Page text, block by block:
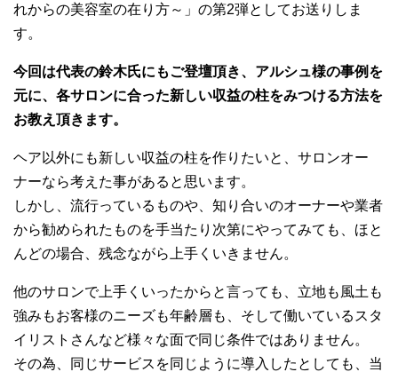
れからの美容室の在り方～ 」の第2弾としてお送りしま
す。
今回は代表の鈴木氏にもご登壇頂き、アルシュ様の事例を
元に、各サロンに合った新しい収益の柱をみつける方法を
お教え頂きます。
ヘア以外にも新しい収益の柱を作りたいと、サロンオー
ナーなら考えた事があると思います。
しかし、流行っているものや、知り合いのオーナーや業者
から勧められたものを手当たり次第にやってみても、ほと
んどの場合、残念ながら上手くいきません。
他のサロンで上手くいったからと言っても、立地も風土も
強みもお客様のニーズも年齢層も、そして働いているスタ
イリストさんなど様々な面で同じ条件ではありません。
その為、同じサービスを同じように導入したとしても、当